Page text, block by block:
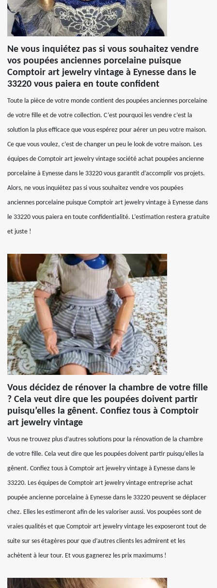
Ne vous inquiétez pas si vous souhaitez vendre
vos poupées anciennes porcelaine puisque
Comptoir art jewelry vintage à Eynesse dans le
33220 vous paiera en toute confident
Toute la pièce de votre monde contient des poupées anciennes porcelaine
de votre fille et de votre collection. C’est pourquoi les vendre c’est la
solution la plus efficace que vous espérez pour aérer un peu votre maison.
Ce que vous voulez, c’est de changer un peu le look de votre maison. Les
équipes de Comptoir art jewelry vintage société achat poupées ancienne
porcelaine à Eynesse dans le 33220 vous garantit d’accomplir vos projets.
Alors, ne vous inquiétez pas si vous souhaitez vendre vos poupées
anciennes porcelaine puisque Comptoir art jewelry vintage à Eynesse dans
le 33220 vous paiera en toute confidentialité. L’estimation restera gratuite
et juste !
Vous décidez de rénover la chambre de votre fille
? Cela veut dire que les poupées doivent partir
puisqu’elles la gênent. Confiez tous à Comptoir
art jewelry vintage
Vous ne trouvez plus d’autres solutions pour la rénovation de la chambre
de votre fille. Cela veut dire que les poupées doivent partir puisqu’elles la
gênent. Confiez tous à Comptoir art jewelry vintage à Eynesse dans le
33220. Les équipes de Comptoir art jewelry vintage entreprise achat
poupée ancienne porcelaine à Eynesse dans le 33220 peuvent se déplacer
chez. Elles les estimeront afin de les valoriser aussi. Vos poupées sont de
vraies qualités et que Comptoir art jewelry vintage les exposeront tout de
suite sur ses étagères pour que d’autres clients les admirent et les
achètent à leur tour. Et vous gagnerez les prix maximums !